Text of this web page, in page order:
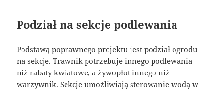
Podział na sekcje podlewania
Podstawą poprawnego projektu jest podział ogrodu
na sekcje. Trawnik potrzebuje innego podlewania
niż rabaty kwiatowe, a żywopłot innego niż
warzywnik. Sekcje umożliwiają sterowanie wodą w